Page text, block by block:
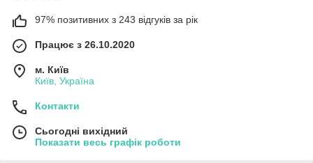
97% позитивних з 243 відгуків за рік
Працює з 26.10.2020
м. Київ
Київ, Україна
Контакти
Сьогодні вихідний
Показати весь графік роботи